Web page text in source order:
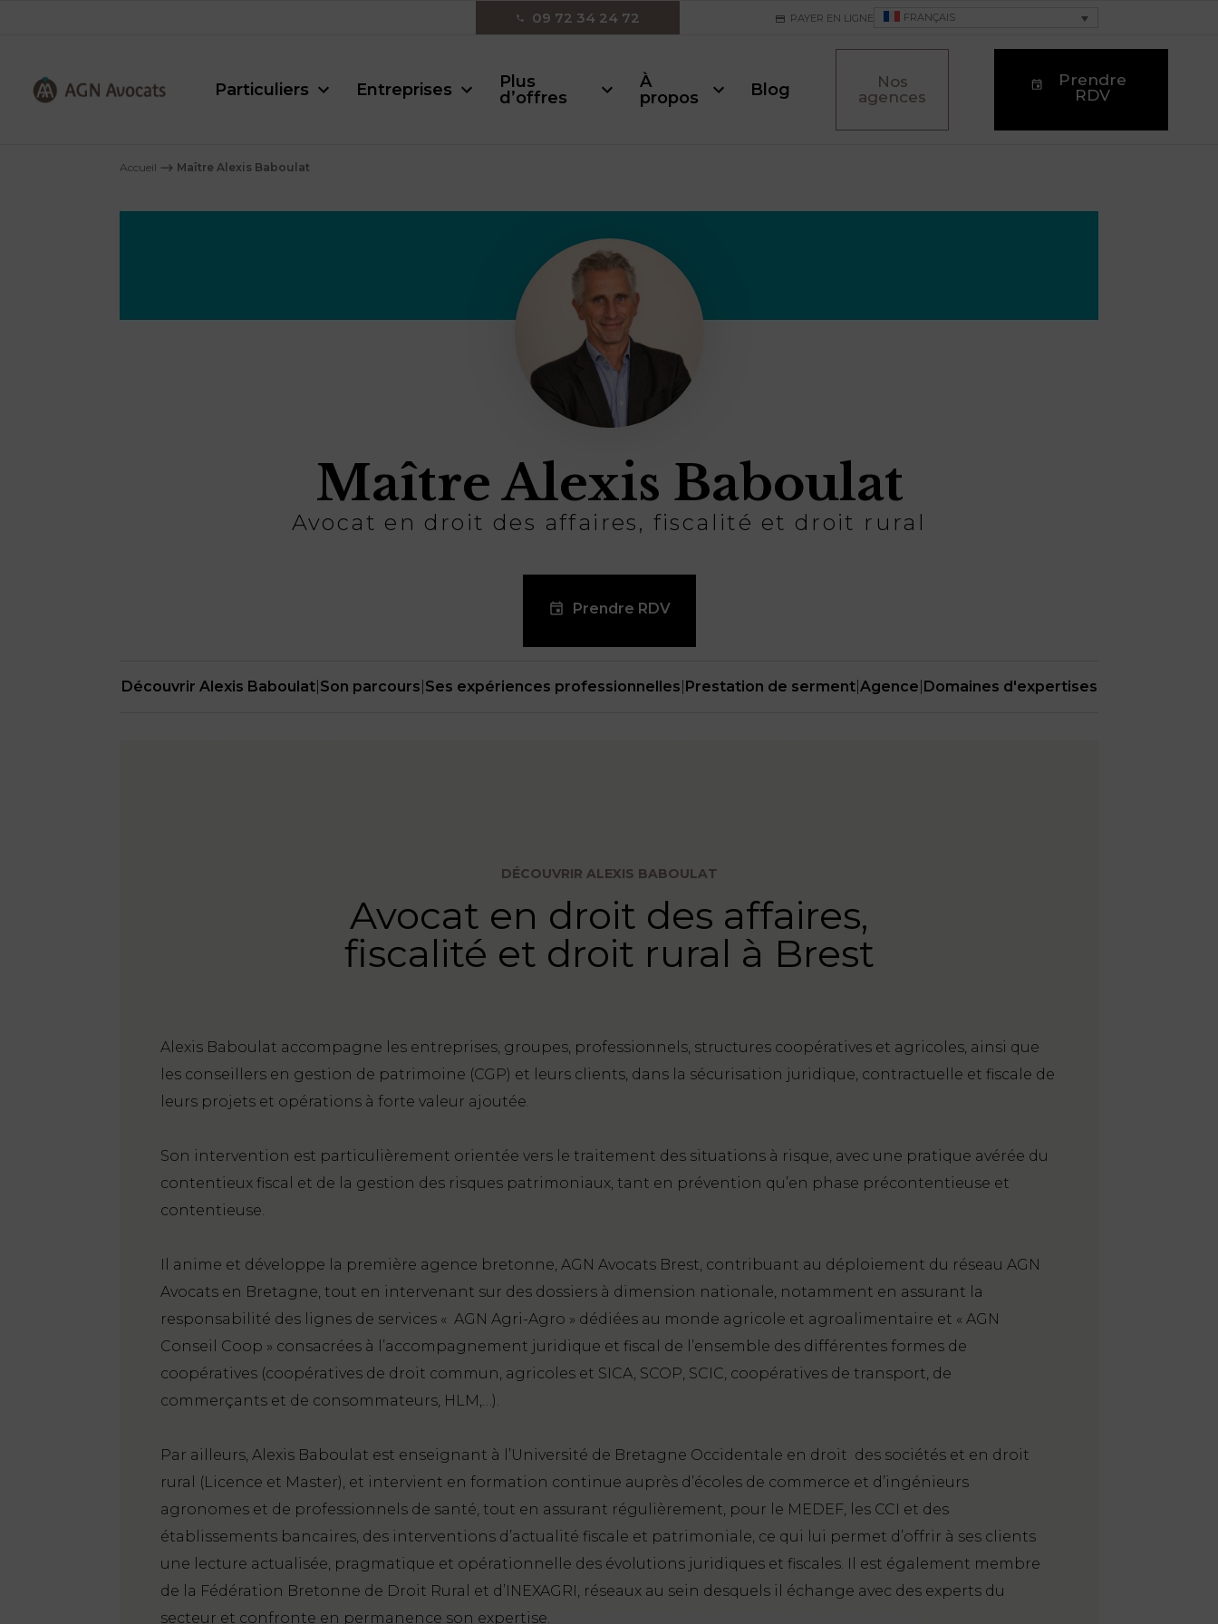
09 72 34 24 72 PAYER EN LIGNE FRANÇAIS
Particuliers Entreprises
Plus
d’offres
À
propos
Blog
Nos
agences
Prendre
RDV
Accueil ⟶ Maître Alexis Baboulat
Maître Alexis Baboulat
Avocat en droit des affaires, fiscalité et droit rural
Prendre RDV
Découvrir Alexis Baboulat| Son parcours Ses expériences professionnelles Prestation de serment| Agence Domaines d'expertises
DÉCOUVRIR ALEXIS BABOULAT
Avocat en droit des affaires,
fiscalité et droit rural à Brest
Alexis Baboulat accompagne les entreprises, groupes, professionnels, structures coopératives et agricoles, ainsi que
les conseillers en gestion de patrimoine (CGP) et leurs clients, dans la sécurisation juridique, contractuelle et fiscale de
leurs projets et opérations à forte valeur ajoutée.
Son intervention est particulièrement orientée vers le traitement des situations à risque, avec une pratique avérée du
contentieux fiscal et de la gestion des risques patrimoniaux, tant en prévention qu’en phase précontentieuse et
contentieuse.
Il anime et développe la première agence bretonne, AGN Avocats Brest, contribuant au déploiement du réseau AGN
Avocats en Bretagne, tout en intervenant sur des dossiers à dimension nationale, notamment en assurant la
responsabilité des lignes de services « AGN Agri-Agro » dédiées au monde agricole et agroalimentaire et « AGN
Conseil Coop » consacrées à l’accompagnement juridique et fiscal de l’ensemble des différentes formes de
coopératives (coopératives de droit commun, agricoles et SICA, SCOP, SCIC, coopératives de transport, de
commerçants et de consommateurs, HLM,…).
Par ailleurs, Alexis Baboulat est enseignant à l’Université de Bretagne Occidentale en droit des sociétés et en droit
rural (Licence et Master), et intervient en formation continue auprès d’écoles de commerce et d’ingénieurs
agronomes et de professionnels de santé, tout en assurant régulièrement, pour le MEDEF, les CCI et des
établissements bancaires, des interventions d’actualité fiscale et patrimoniale, ce qui lui permet d’offrir à ses clients
une lecture actualisée, pragmatique et opérationnelle des évolutions juridiques et fiscales. Il est également membre
de la Fédération Bretonne de Droit Rural et d’INEXAGRI, réseaux au sein desquels il échange avec des experts du
secteur et confronte en permanence son expertise.